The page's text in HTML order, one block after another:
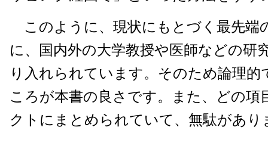
このように、現状にもとづく最先端
に、国内外の大学教授や医師などの研
り入れられています。そのため論理的
ころが本書の良さです。また、どの項
クトにまとめられていて、無駄があり